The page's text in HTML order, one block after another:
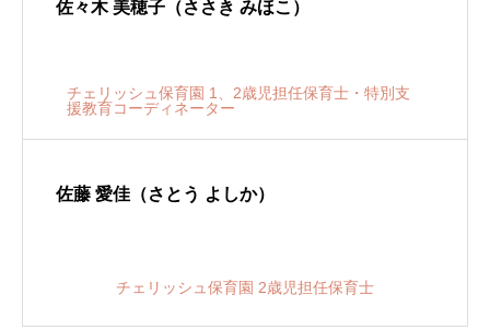
佐々木 美穂子（ささき みほこ）
チェリッシュ保育園 1、2歳児担任保育士・特別支
援教育コーディネーター
佐藤 愛佳（さとう よしか）
チェリッシュ保育園 2歳児担任保育士